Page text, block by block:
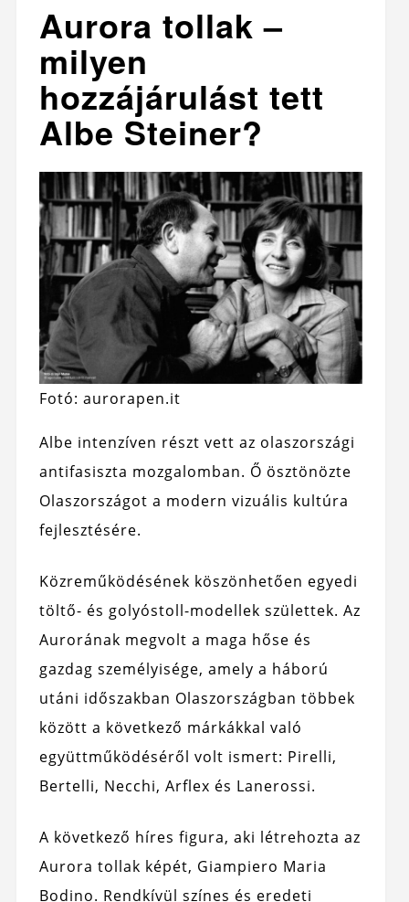
Aurora tollak –
milyen
hozzájárulást tett
Albe Steiner?
Fotó: aurorapen.it
Albe intenzíven részt vett az olaszországi
antifasiszta mozgalomban. Ő ösztönözte
Olaszországot a modern vizuális kultúra
fejlesztésére.
Közreműködésének köszönhetően egyedi
töltő- és golyóstoll-modellek születtek. Az
Aurorának megvolt a maga hőse és
gazdag személyisége, amely a háború
utáni időszakban Olaszországban többek
között a következő márkákkal való
együttműködéséről volt ismert: Pirelli,
Bertelli, Necchi, Arflex és Lanerossi.
A következő híres figura, aki létrehozta az
Aurora tollak képét, Giampiero Maria
Bodino. Rendkívül színes és eredeti